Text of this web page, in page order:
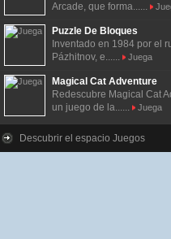
Arcade, que forma......
Puzzle De Bloques
Inventado en 1984 por el
Pázhitnov, e......
Juega
Magical Cat Adventure
Redescubre Magical Cat
un juego de la......
Juega
Descubrir el espacio Juegos